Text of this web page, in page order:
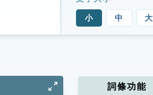
小 中 大
詞條功能